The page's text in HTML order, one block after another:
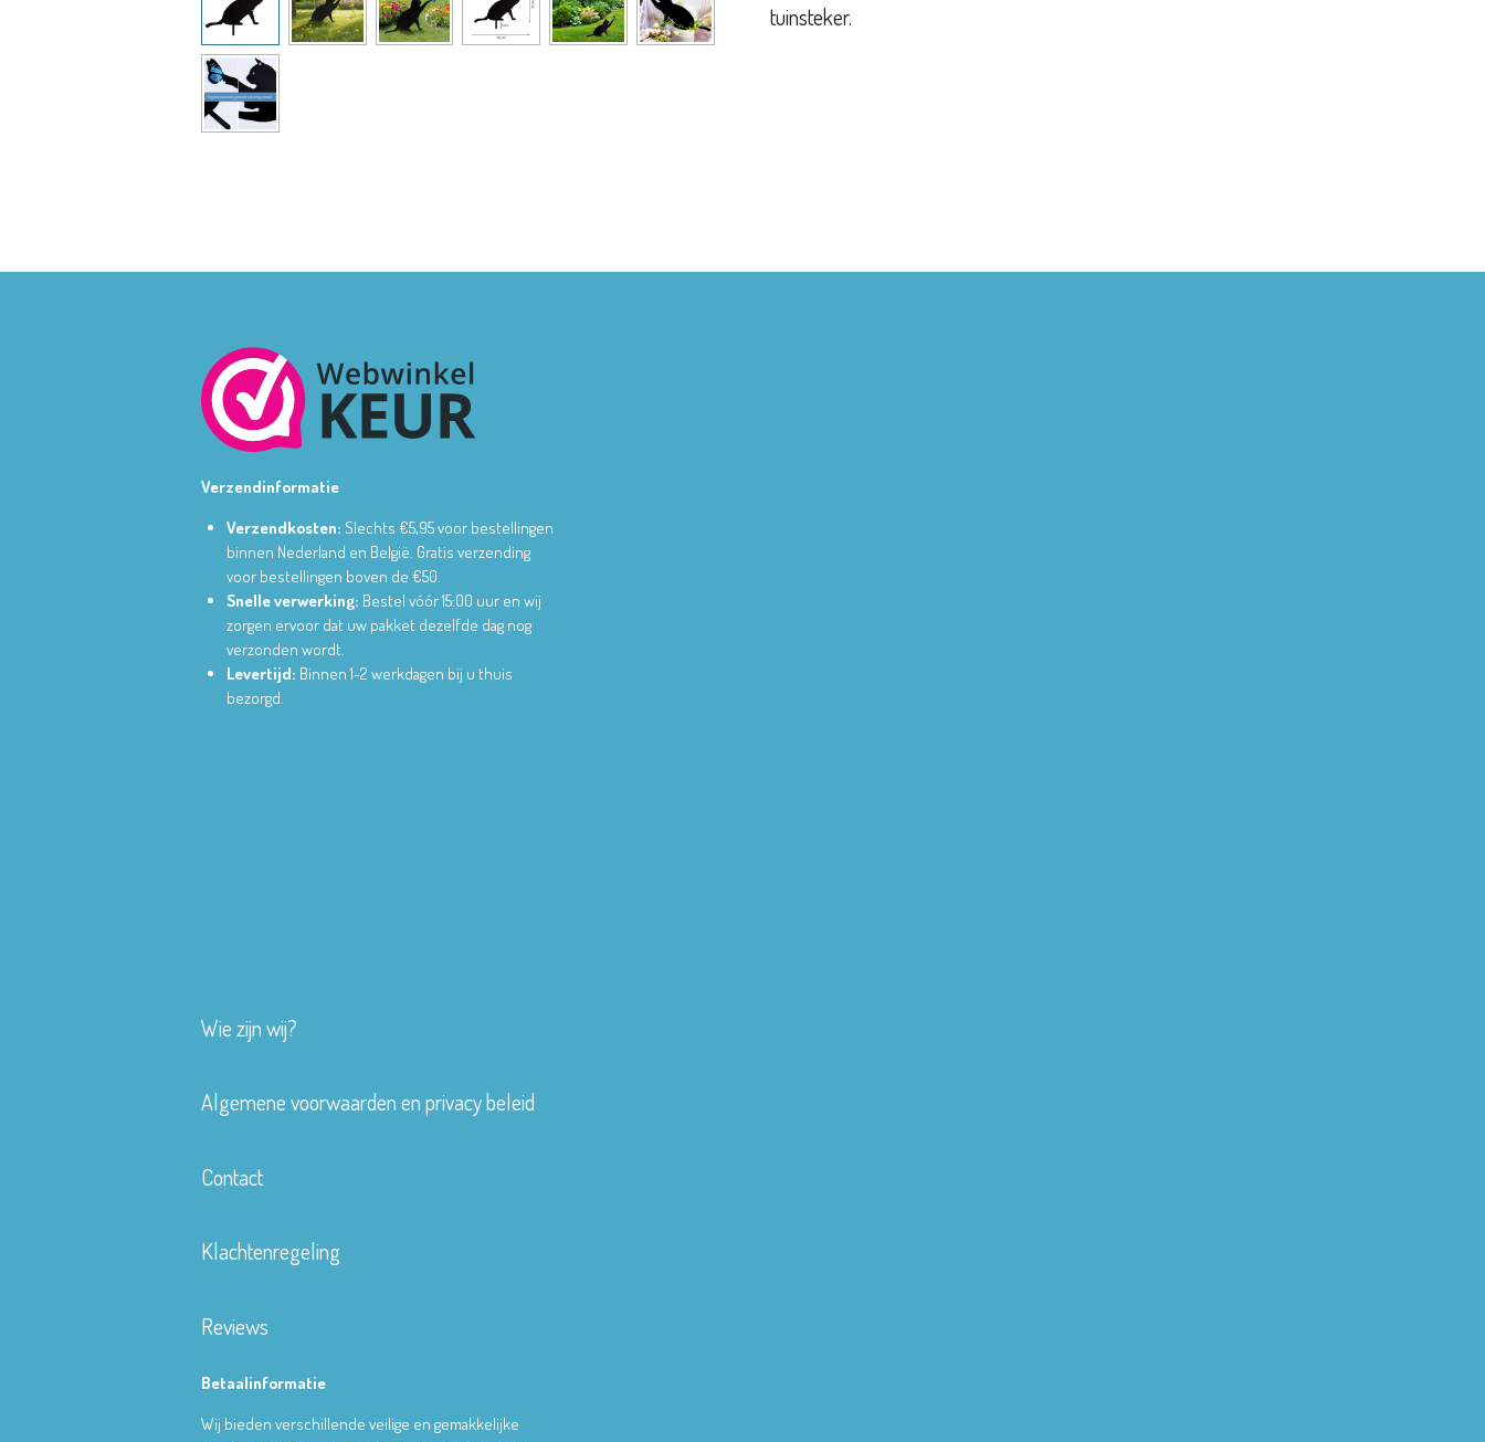
tuinsteker.
Verzendinformatie
Verzendkosten: Slechts €5,95 voor bestellingen
binnen Nederland en België. Gratis verzending
voor bestellingen boven de €50.
Snelle verwerking: Bestel vóór 15:00 uur en wij
zorgen ervoor dat uw pakket dezelfde dag nog
verzonden wordt.
Levertijd: Binnen 1-2 werkdagen bij u thuis
bezorgd.
Wie zijn wij?
Algemene voorwaarden en privacy beleid
Contact
Klachtenregeling
Reviews
Betaalinformatie
Wij bieden verschillende veilige en gemakkelijke